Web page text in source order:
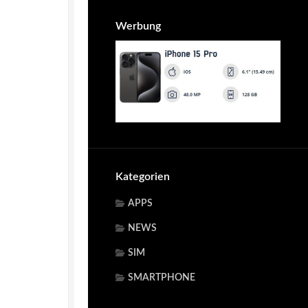
Werbung
Kategorien
APPS
NEWS
SIM
SMARTPHONE